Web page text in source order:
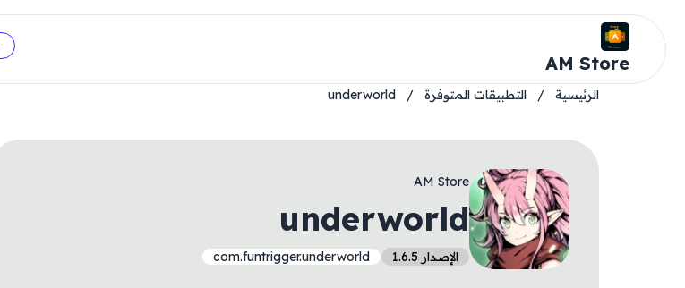
AM Store
الرئيسية / التطبيقات المتوفرة /
underworld
AM Store
underworld
الإصدار 1.6.5 com.funtrigger.underworld